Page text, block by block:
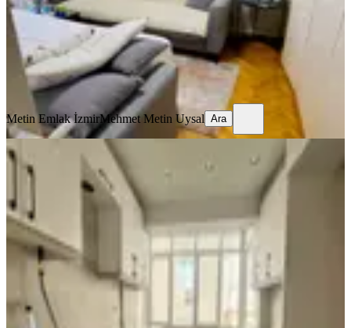
3.950.000 ₺
Metin Emlak İzmirMehmet Metin Uysal
Metin Emlak İzmirMehmet Metin Uysal Ara
MANZARALI
Murat Reis Mahallesi Satılık 3+1
Yenilenmiş Daire
Konak, Murat Reis Mahallesi
120 m²· 4. Kat·29.07.2026
4.950.000 ₺